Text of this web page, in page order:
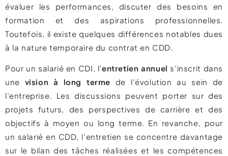
évaluer les performances, discuter des besoins en
formation et des aspirations professionnelles.
Toutefois, il existe quelques différences notables dues
à la nature temporaire du contrat en CDD.
Pour un salarié en CDI, l’entretien annuel s’inscrit dans
une vision à long terme de l’évolution au sein de
l’entreprise. Les discussions peuvent porter sur des
projets futurs, des perspectives de carrière et des
objectifs à moyen ou long terme. En revanche, pour
un salarié en CDD, l’entretien se concentre davantage
sur le bilan des tâches réalisées et les compétences